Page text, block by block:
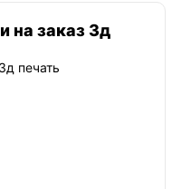
на заказ 3д